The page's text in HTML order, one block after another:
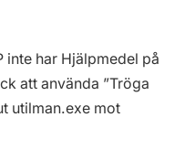
inte har Hjälpmedel på
att använda ”Tröga
utilman.exe mot